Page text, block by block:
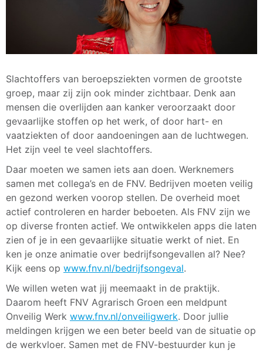
Slachtoffers van beroepsziekten vormen de grootste
groep, maar zij zijn ook minder zichtbaar. Denk aan
mensen die overlijden aan kanker veroorzaakt door
gevaarlijke stoffen op het werk, of door hart- en
vaatziekten of door aandoeningen aan de luchtwegen.
Het zijn veel te veel slachtoffers.
Daar moeten we samen iets aan doen. Werknemers
samen met collega’s en de FNV. Bedrijven moeten veilig
en gezond werken voorop stellen. De overheid moet
actief controleren en harder beboeten. Als FNV zijn we
op diverse fronten actief. We ontwikkelen apps die laten
zien of je in een gevaarlijke situatie werkt of niet. En
ken je onze animatie over bedrijfsongevallen al? Nee?
Kijk eens op www.fnv.nl/bedrijfsongeval.
We willen weten wat jij meemaakt in de praktijk.
Daarom heeft FNV Agrarisch Groen een meldpunt
Onveilig Werk www.fnv.nl/onveiligwerk. Door jullie
meldingen krijgen we een beter beeld van de situatie op
de werkvloer. Samen met de FNV-bestuurder kun je